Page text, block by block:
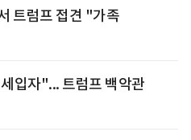
트럼프 접견 "가족
입자"... 트럼프 백악관